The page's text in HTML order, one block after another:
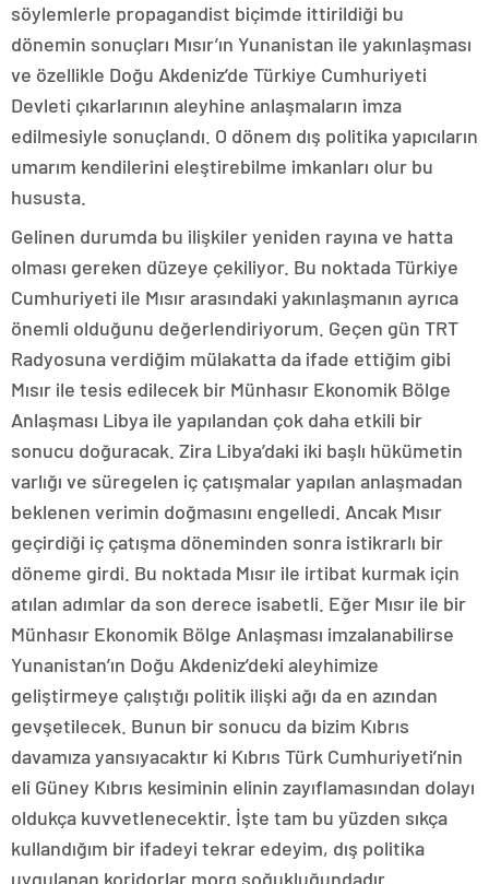
söylemlerle propagandist biçimde ittirildiği bu
dönemin sonuçları Mısır’ın Yunanistan ile yakınlaşması
ve özellikle Doğu Akdeniz’de Türkiye Cumhuriyeti
Devleti çıkarlarının aleyhine anlaşmaların imza
edilmesiyle sonuçlandı. O dönem dış politika yapıcıların
umarım kendilerini eleştirebilme imkanları olur bu
hususta.
Gelinen durumda bu ilişkiler yeniden rayına ve hatta
olması gereken düzeye çekiliyor. Bu noktada Türkiye
Cumhuriyeti ile Mısır arasındaki yakınlaşmanın ayrıca
önemli olduğunu değerlendiriyorum. Geçen gün TRT
Radyosuna verdiğim mülakatta da ifade ettiğim gibi
Mısır ile tesis edilecek bir Münhasır Ekonomik Bölge
Anlaşması Libya ile yapılandan çok daha etkili bir
sonucu doğuracak. Zira Libya’daki iki başlı hükümetin
varlığı ve süregelen iç çatışmalar yapılan anlaşmadan
beklenen verimin doğmasını engelledi. Ancak Mısır
geçirdiği iç çatışma döneminden sonra istikrarlı bir
döneme girdi. Bu noktada Mısır ile irtibat kurmak için
atılan adımlar da son derece isabetli. Eğer Mısır ile bir
Münhasır Ekonomik Bölge Anlaşması imzalanabilirse
Yunanistan’ın Doğu Akdeniz’deki aleyhimize
geliştirmeye çalıştığı politik ilişki ağı da en azından
gevşetilecek. Bunun bir sonucu da bizim Kıbrıs
davamıza yansıyacaktır ki Kıbrıs Türk Cumhuriyeti’nin
eli Güney Kıbrıs kesiminin elinin zayıflamasından dolayı
oldukça kuvvetlenecektir. İşte tam bu yüzden sıkça
kullandığım bir ifadeyi tekrar edeyim, dış politika
uygulanan koridorlar morg soğukluğundadır.